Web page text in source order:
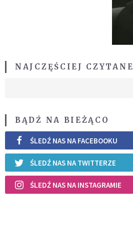
NAJCZĘŚCIEJ CZYTANE
BĄDŹ NA BIEŻĄCO
ŚLEDŹ NAS NA FACEBOOKU
ŚLEDŹ NAS NA TWITTERZE
ŚLEDŹ NAS NA INSTAGRAMIE